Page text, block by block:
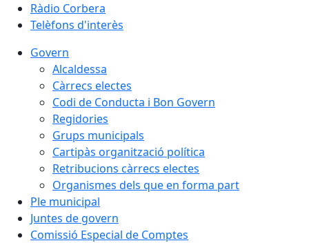
Ràdio Corbera
Telèfons d'interès
Govern
Alcaldessa
Càrrecs electes
Codi de Conducta i Bon Govern
Regidories
Grups municipals
Cartipàs organització política
Retribucions càrrecs electes
Organismes dels que en forma part
Ple municipal
Juntes de govern
Comissió Especial de Comptes